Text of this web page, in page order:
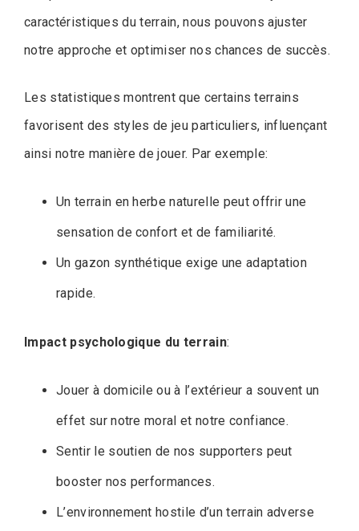
caractéristiques du terrain, nous pouvons ajuster
notre approche et optimiser nos chances de succès.
Les statistiques montrent que certains terrains
favorisent des styles de jeu particuliers, influençant
ainsi notre manière de jouer. Par exemple:
Un terrain en herbe naturelle peut offrir une
sensation de confort et de familiarité.
Un gazon synthétique exige une adaptation
rapide.
Impact psychologique du terrain:
Jouer à domicile ou à l’extérieur a souvent un
effet sur notre moral et notre confiance.
Sentir le soutien de nos supporters peut
booster nos performances.
L’environnement hostile d’un terrain adverse